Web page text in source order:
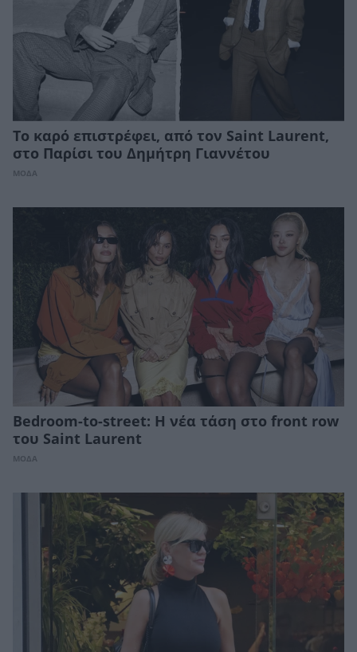
Το καρό επιστρέφει, από τον Saint Laurent,
στο Παρίσι του Δημήτρη Γιαννέτου
ΜΟΔΑ
Bedroom-to-street: Η νέα τάση στο front row
του Saint Laurent
ΜΟΔΑ